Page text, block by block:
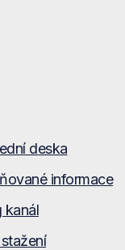
deska
informace
kanál